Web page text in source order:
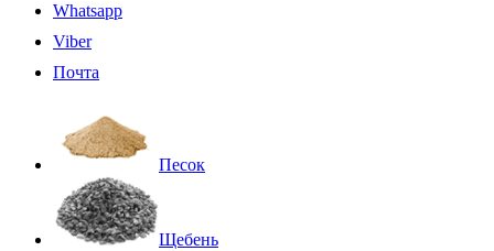
Whatsapp
Viber
Почта
Песок
Щебень